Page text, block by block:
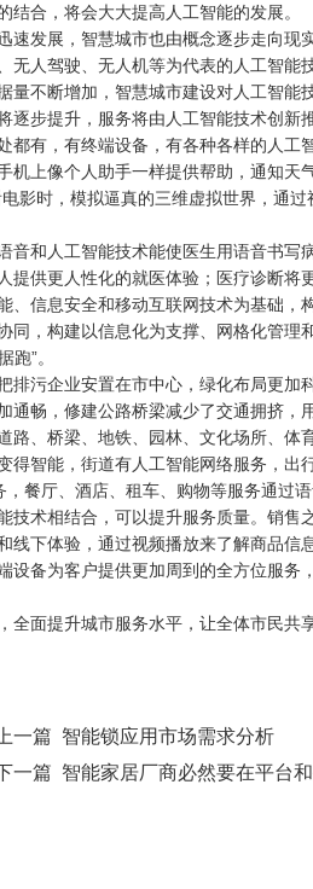
结合，将会大大提高人工智能的发展。
速发展，智慧城市也由概念逐步走向
无人驾驶、无人机等为代表的人工智
量不断增加，智慧城市建设对人工智
逐步提升，服务将由人工智能技术创新推
都有，有终端设备，有各种各样的人
机上像个人助手一样提供帮助，通知
影时，模拟逼真的三维虚拟世界，通
音和人工智能技术能使医生用语音书
提供更人性化的就医体验；医疗诊断将
、信息安全和移动互联网技术为基础，
同，构建以信息化为支撑、网格化管理
跑”。
排污企业安置在市中心，绿化布局更
通畅，修建公路桥梁减少了交通拥挤，
路、桥梁、地铁、园林、文化场所、体
得智能，街道有人工智能网络服务，
餐厅、酒店、租车、购物等服务通过
技术相结合，可以提升服务质量。销售
线下体验，通过视频播放来了解商品
设备为客户提供更加周到的全方位服务
全面提升城市服务水平，让全体市民共
上一篇 智能锁应用市场需求分析
一篇 智能家居厂商必然要在平台